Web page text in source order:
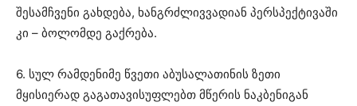
შესამჩვენი გახდება, ხანგრძლივვადიან პერსპექტივაში
კი – ბოლომდე გაქრება.
6. სულ რამდენიმე წვეთი აბუსალათინის ზეთი
მყისიერად გაგათავისუფლებთ მწერის ნაკბენიგან